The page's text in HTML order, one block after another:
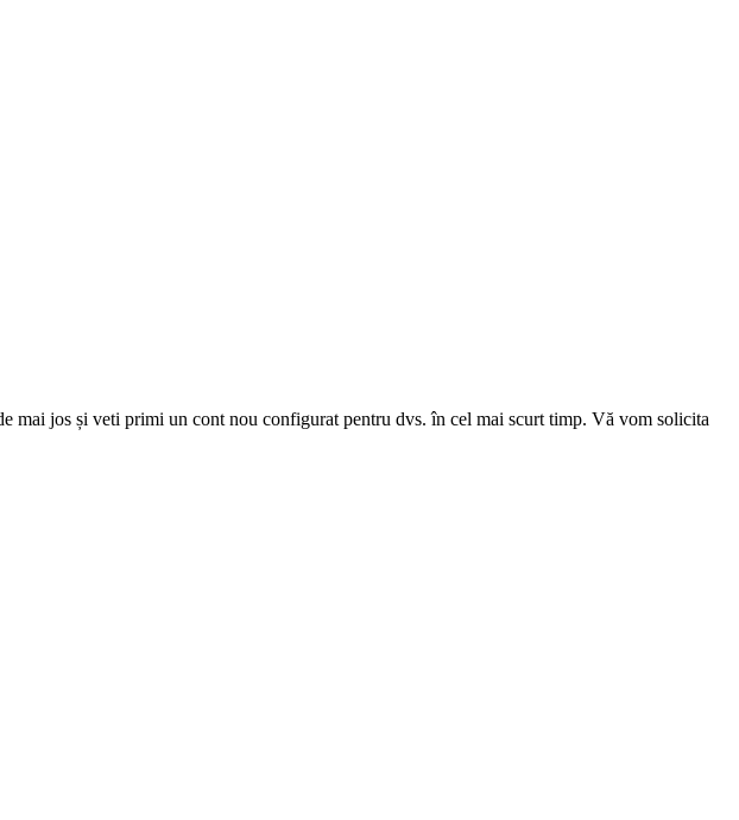
mai jos și veti primi un cont nou configurat pentru dvs. în cel mai scurt timp. Vă vom solicita